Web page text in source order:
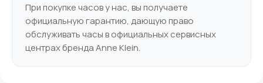
При покупке часов у нас, вы получаете
официальную гарантию, дающую право
обслуживать часы в официальных сервисных
центрах бренда Anne Klein.